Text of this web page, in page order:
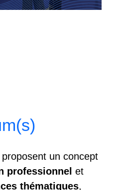
un concept
professionnel et
thématiques,